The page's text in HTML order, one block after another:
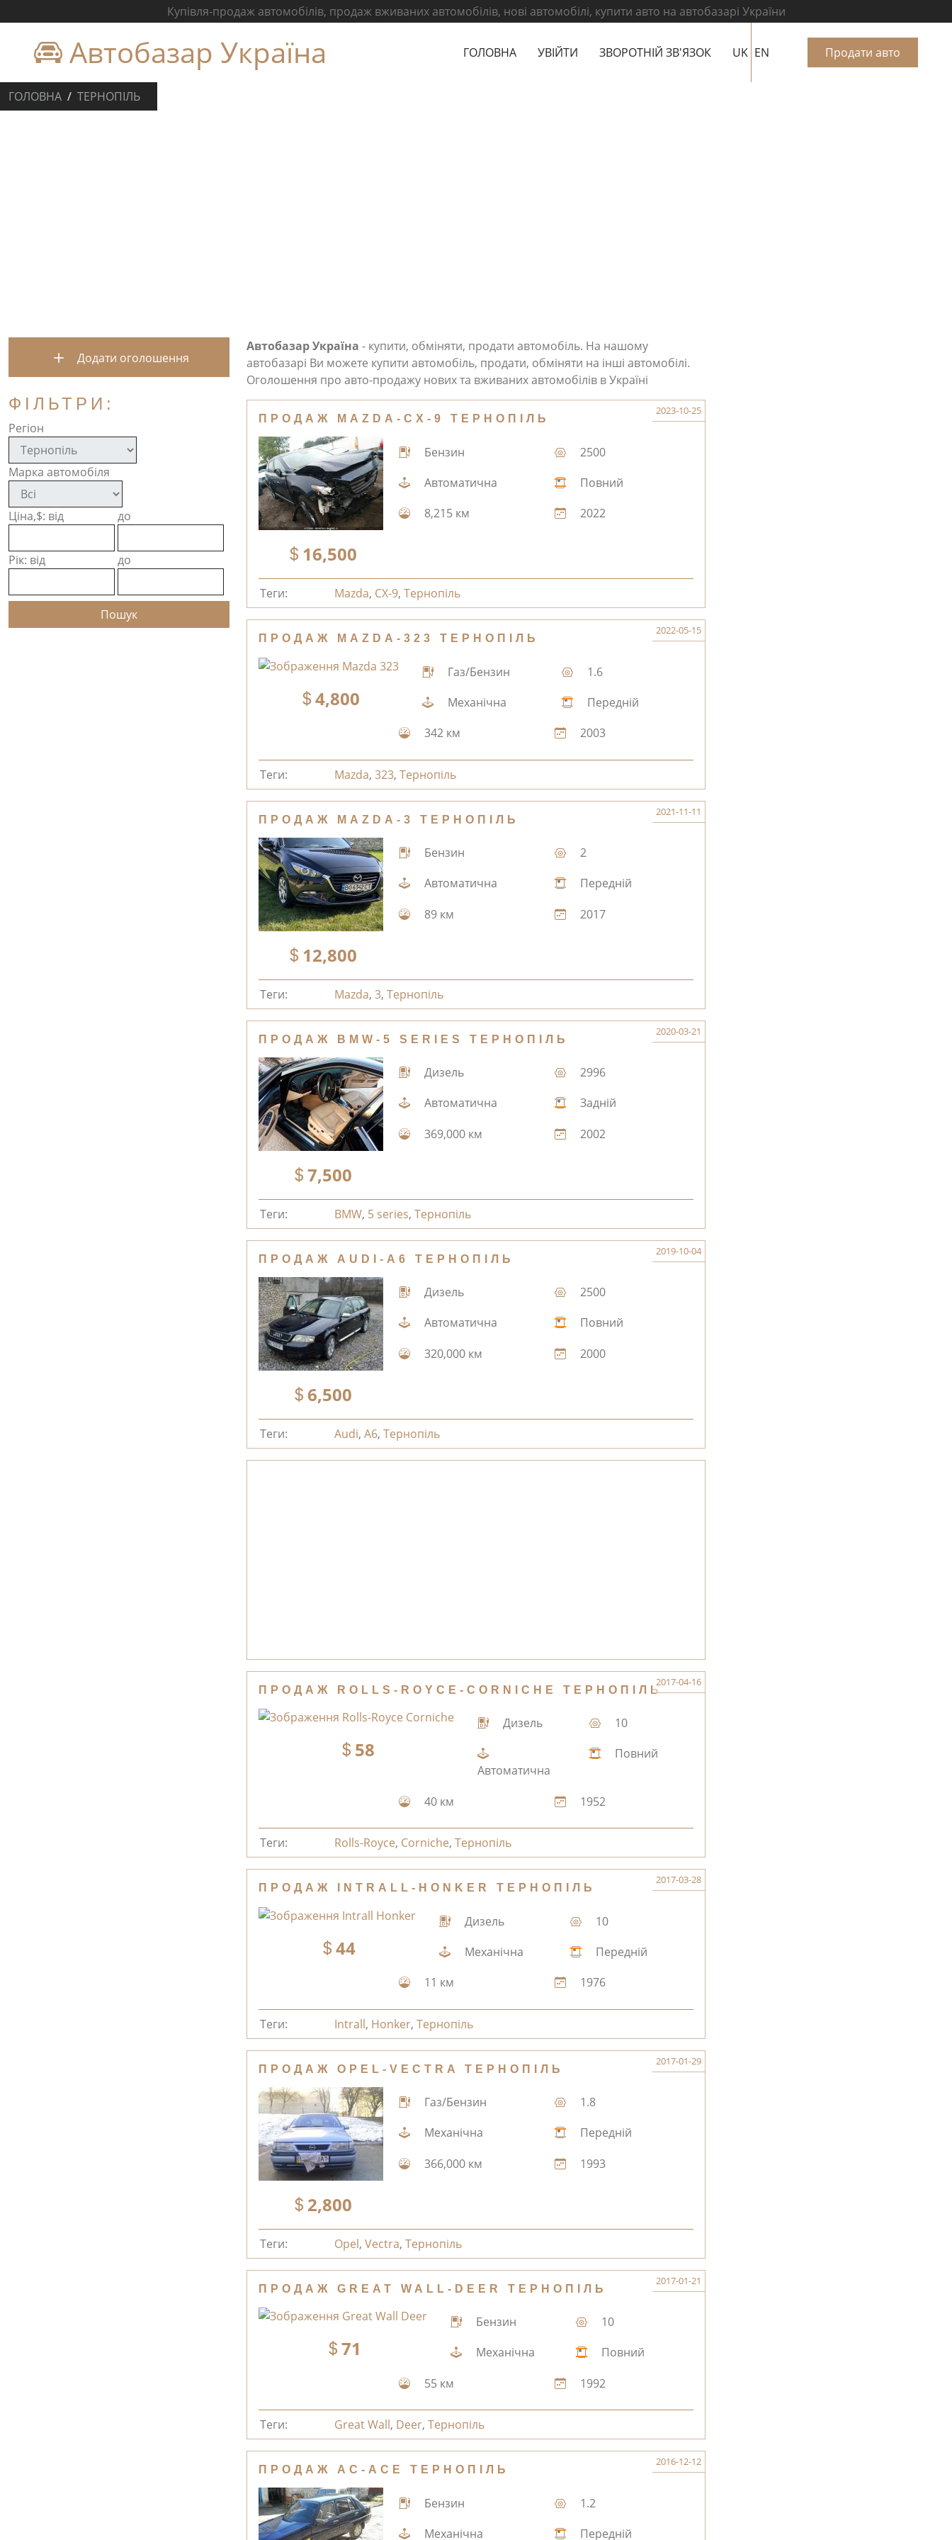
Купівля-продаж автомобілів, продаж вживаних автомобілів, нові автомобілі, купити авто на автобазарі України
Автобазар Україна ГОЛОВНА УВІЙТИ ЗВОРОТНІЙ ЗВ'ЯЗОК UK EN Продати авто
ГОЛОВНА ТЕРНОПІЛЬ
Додати оголошення
ФІЛЬТРИ:
Регіон
Марка автомобіля
Ціна,$: від до
Рік: від до
Автобазар Україна - купити, обміняти, продати автомобіль. На нашому
автобазарі Ви можете купити автомобіль, продати, обміняти на інші автомобілі.
Оголошення про авто-продажу нових та вживаних автомобілів в Україні
ПРОДАЖ MAZDA-CX-9 ТЕРНОПІЛЬ
2023-10-25
16,500
Бензин
2500
Автоматична
Повний
8,215 км
2022
Теги: Mazda, CX-9,Тернопіль
ПРОДАЖ MAZDA-323 ТЕРНОПІЛЬ
2022-05-15
4,800
Газ/Бензин
1.6
Механічна
Передній
342 км
2003
Теги: Mazda,323,Тернопіль
ПРОДАЖ MAZDA-3 ТЕРНОПІЛЬ
2021-11-11
12,800
Бензин
2
Автоматична
Передній
89 км
2017
Теги: Mazda,3,Тернопіль
ПРОДАЖ BMW-5 SERIES ТЕРНОПІЛЬ
2020-03-21
7,500
Дизель
2996
Автоматична
Задній
369,000 км
2002
Теги: BMW, 5 series,Тернопіль
ПРОДАЖ AUDI-A6 ТЕРНОПІЛЬ
2019-10-04
6,500
Дизель
2500
Автоматична
Повний
320,000 км
2000
Теги: Audi,A6,Тернопіль
ПРОДАЖ ROLLS-ROYCE-CORNICHE ТЕРНОПІЛЬ
2017-04-16
58
Дизель 10
Автоматична
Повний
40 км 1952
Теги: Rolls-Royce, Corniche,Тернопіль
ПРОДАЖ INTRALL-HONKER ТЕРНОПІЛЬ
2017-03-28
44
Дизель
10
Механічна
Передній
11 км
1976
Теги: Intrall, Honker,Тернопіль
ПРОДАЖ OPEL-VECTRA ТЕРНОПІЛЬ
2017-01-29
2,800
Газ/Бензин
1.8
Механічна
Передній
366,000 км
1993
Теги: Opel,Vectra,Тернопіль
ПРОДАЖ GREAT WALL-DEER ТЕРНОПІЛЬ
2017-01-21
71
Бензин
10
Механічна
Повний
55 км
1992
Теги: Great Wall, Deer,Тернопіль
ПРОДАЖ AC-ACE ТЕРНОПІЛЬ
2016-12-12
Бензин
1.2
Механічна
Передній